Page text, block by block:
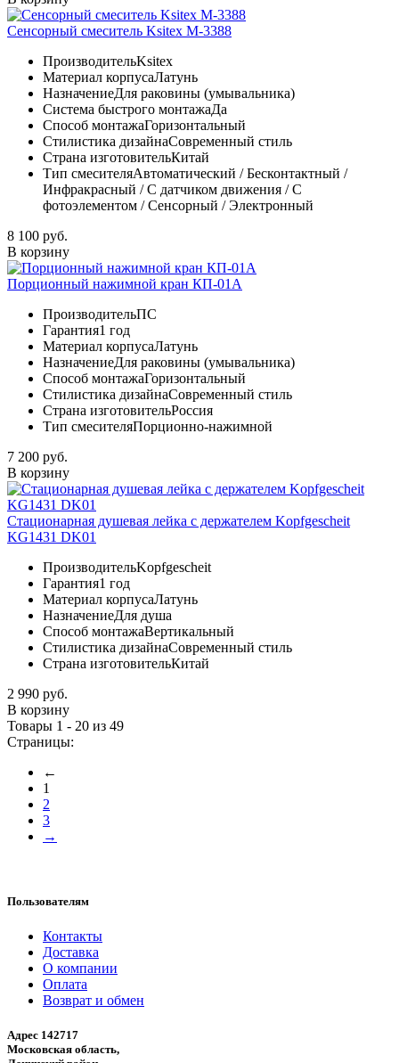
Сенсорный смеситель Ksitex М-3388
ПроизводительKsitex
Материал корпусаЛатунь
НазначениеДля раковины (умывальника)
Система быстрого монтажаДа
Способ монтажаГоризонтальный
Стилистика дизайнаСовременный стиль
Страна изготовительКитай
Тип смесителяАвтоматический / Бесконтактный /
Инфракрасный / С датчиком движения / С
фотоэлементом / Сенсорный / Электронный
8 100 руб.
В корзину
Порционный нажимной кран КП-01А
ПроизводительПС
Гарантия1 год
Материал корпусаЛатунь
НазначениеДля раковины (умывальника)
Способ монтажаГоризонтальный
Стилистика дизайнаСовременный стиль
Страна изготовительРоссия
Тип смесителяПорционно-нажимной
7 200 руб.
В корзину
Стационарная душевая лейка с держателем Kopfgescheit
KG1431 DK01
ПроизводительKopfgescheit
Гарантия1 год
Материал корпусаЛатунь
НазначениеДля душа
Способ монтажаВертикальный
Стилистика дизайнаСовременный стиль
Страна изготовительКитай
2 990 руб.
В корзину
Товары 1 - 20 из 49
Страницы:
←
1
2
3
→
Пользователям
Контакты
Доставка
О компании
Оплата
Возврат и обмен
Адрес 142717
Московская область,